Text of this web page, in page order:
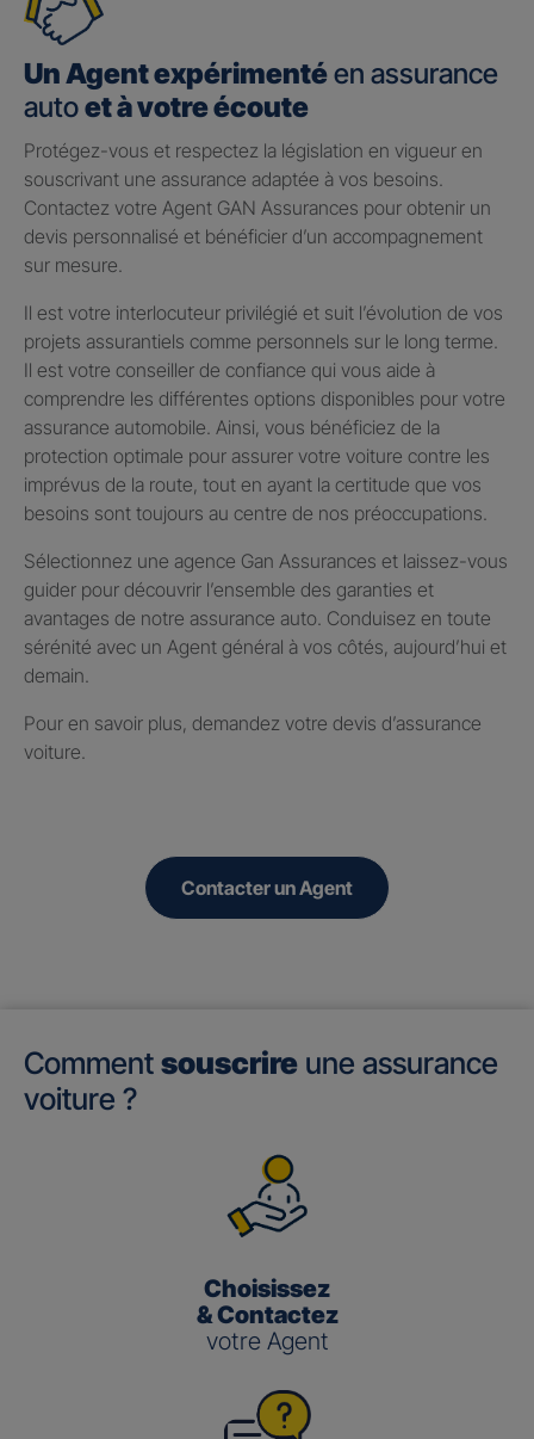
Un Agent expérimentéen assurance
autoet à votre écoute
Protégez-vous et respectez la législation en vigueur en
souscrivant une assurance adaptée à vos besoins.
Contactez votre Agent GAN Assurances pour obtenir un
devis personnalisé et bénéficier d’un accompagnement
sur mesure.
Il est votre interlocuteur privilégié et suit l’évolution de vos
projets assurantiels comme personnels sur le long terme.
Il est votre conseiller de confiance qui vous aide à
comprendre les différentes options disponibles pour votre
assurance automobile. Ainsi, vous bénéficiez de la
protection optimale pour assurer votre voiture contre les
imprévus de la route, tout en ayant la certitude que vos
besoins sont toujours au centre de nos préoccupations.
Sélectionnez une agence Gan Assurances et laissez-vous
guider pour découvrir l’ensemble des garanties et
avantages de notre assurance auto. Conduisez en toute
sérénité avec un Agent général à vos côtés, aujourd’hui et
demain.
Pour en savoir plus, demandez votre devis d’assurance
voiture.
Contacter un Agent
Comment souscrire une assurance
voiture ?
Choisissez
& Contactez
votre Agent